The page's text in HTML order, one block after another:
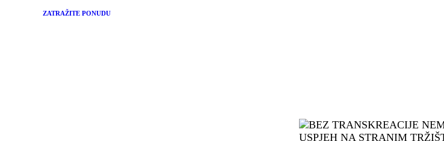
ZATRAŽITE PONUDU